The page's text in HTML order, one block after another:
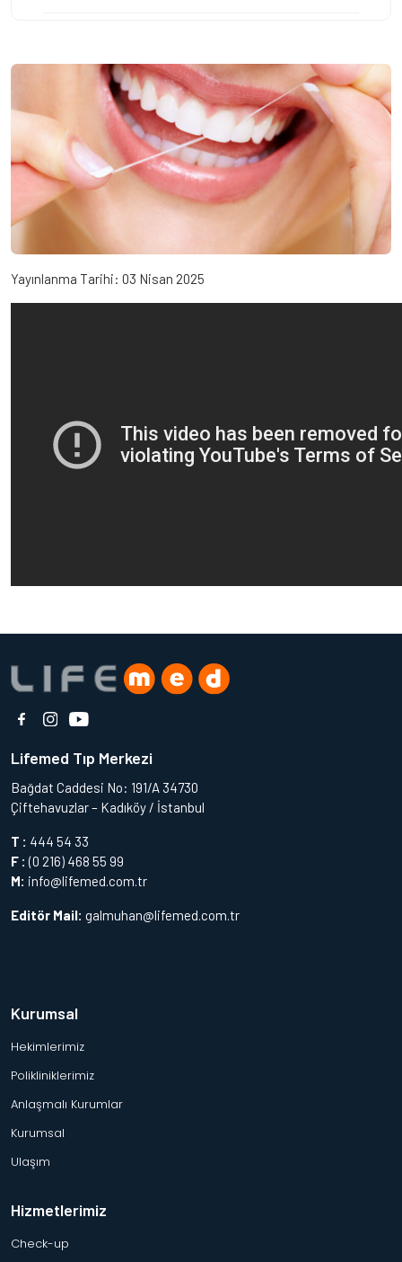
Yayınlanma Tarihi: 03 Nisan 2025
Lifemed Tıp Merkezi
Bağdat Caddesi No: 191/A 34730
Çiftehavuzlar – Kadıköy / İstanbul
T : 444 54 33
F : (0 216) 468 55 99
M: info@lifemed.com.tr
Editör Mail: galmuhan@lifemed.com.tr
Kurumsal
Hekimlerimiz
Polikliniklerimiz
Anlaşmalı Kurumlar
Kurumsal
Ulaşım
Hizmetlerimiz
Check-up